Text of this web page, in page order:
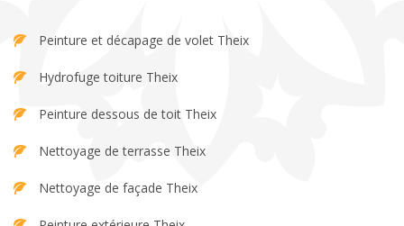
Peinture et décapage de volet Theix
Hydrofuge toiture Theix
Peinture dessous de toit Theix
Nettoyage de terrasse Theix
Nettoyage de façade Theix